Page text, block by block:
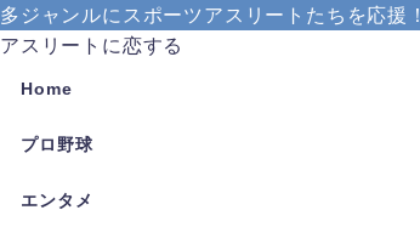
多ジャンルにスポーツアスリートたちを応援！
アスリートに恋する
Home
プロ野球
エンタメ